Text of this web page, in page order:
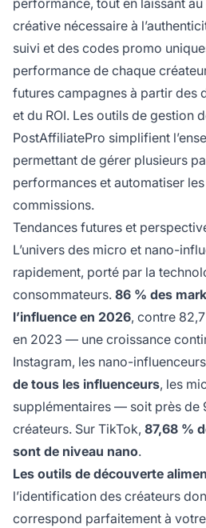
performance, tout en laissant
créative nécessaire à
suivi et des codes promo
performance de chaque
futures campagnes à partir des
et du ROI. Les outils de gestion
PostAffiliatePro simplifient
permettant de gérer plusieurs
performances et automatiser
commissions.
Tendances futures et
L’univers des micro et nano-
rapidement, porté par la
consommateurs. 86 % des
l’influence en 2026, contre
en 2023 — une croissance
Instagram, les nano-
de tous les influenceurs, les
supplémentaires — soit près de
créateurs. Sur TikTok, 87,68 %
sont de niveau nano.
Les outils de découverte
l’identification des créateurs
correspond parfaitement à